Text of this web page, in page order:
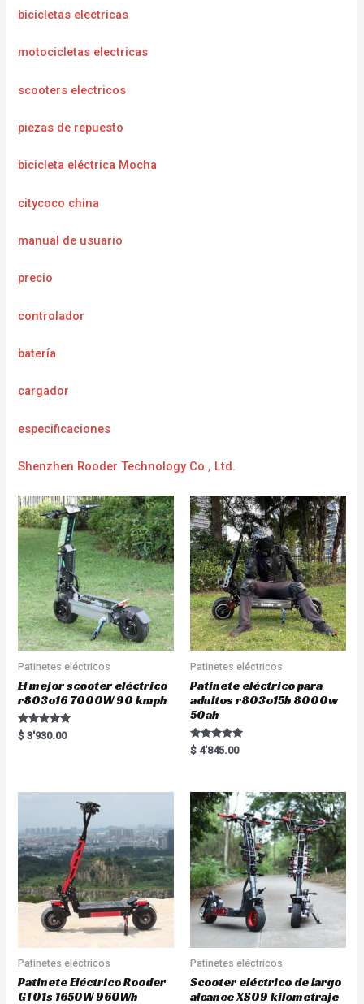
bicicletas electricas
motocicletas electricas
scooters electricos
piezas de repuesto
bicicleta eléctrica Mocha
citycoco china
manual de usuario
precio
controlador
batería
cargador
especificaciones
Shenzhen Rooder Technology Co., Ltd.
Patinetes eléctricos
El mejor scooter eléctrico
r803o16 7000W 90 kmph
Rated
5.00
$ 3'930.00
Patinetes eléctricos
Patinete eléctrico para
adultos r803o15b 8000w
50ah
Rated
5.00
$ 4'845.00
Patinetes eléctricos
Patinete Eléctrico Rooder
GT01s 1650W 960Wh
Patinetes eléctricos
Scooter eléctrico de largo
alcance XS09 kilometraje